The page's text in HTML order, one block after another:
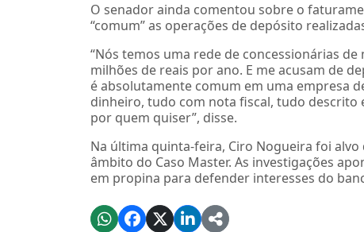
O senador ainda comentou sobre o
“comum” as operações de depósito
“Nós temos uma rede de concessionárias
milhões de reais por ano. E me acusam de
é absolutamente comum em uma empresa
dinheiro, tudo com nota fiscal, tudo
por quem quiser”, disse.
Na última quinta-feira, Ciro Nogueira foi alvo
âmbito do Caso Master. As investigações
em propina para defender interesses do